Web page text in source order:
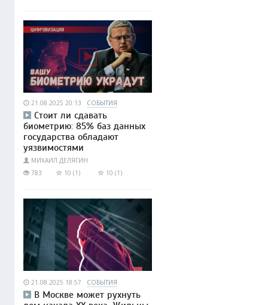
21.08.2025 20:13 СОБЫТИЯ
Стоит ли сдавать
биометрию: 85% баз данных
государства обладают
уязвимостями
МИХАИЛ ДЕЛЯГИН
783
10 (1) 10 (1)
21.08.2025 18:57 СОБЫТИЯ
В Москве может рухнуть